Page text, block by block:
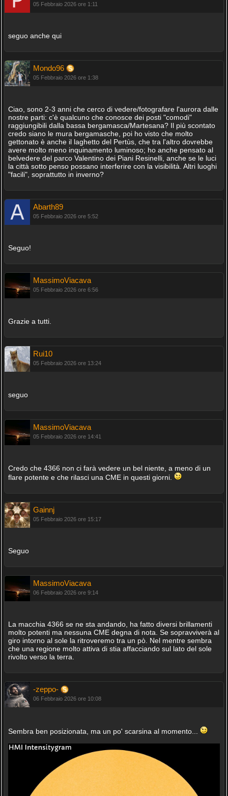
05 Febbraio 2026 ore 1:11
seguo anche qui
Mondo96
05 Febbraio 2026 ore 1:38
Ciao, sono 2-3 anni che cerco di vedere/fotografare l'aurora dalle
nostre parti: c'è qualcuno che conosce dei posti "comodi"
raggiungibili dalla bassa bergamasca/Martesana? Il più scontato
credo siano le mura bergamasche, poi ho visto che molto
gettonato è anche il laghetto del Pertùs, che tra l'altro dovrebbe
avere molto meno inquinamento luminoso; ho anche pensato al
belvedere del parco Valentino dei Piani Resinelli, anche se le luci
la città sotto penso possano interferire con la visibilità. Altri luoghi
"facili", soprattutto in inverno?
Abarth89
05 Febbraio 2026 ore 5:52
Seguo!
MassimoViacava
05 Febbraio 2026 ore 6:56
Grazie a tutti.
Rui10
05 Febbraio 2026 ore 13:24
seguo
MassimoViacava
05 Febbraio 2026 ore 14:41
Credo che 4366 non ci farà vedere un bel niente, a meno di un
flare potente e che rilasci una CME in questi giorni.
Gainnj
05 Febbraio 2026 ore 15:17
Seguo
MassimoViacava
06 Febbraio 2026 ore 9:14
La macchia 4366 se ne sta andando, ha fatto diversi brillamenti
molto potenti ma nessuna CME degna di nota. Se sopravviverà al
giro intorno al sole la ritroveremo tra un pò. Nel mentre sembra
che una regione molto attiva di stia affacciando sul lato del sole
rivolto verso la terra.
-zeppo-
06 Febbraio 2026 ore 10:08
Sembra ben posizionata, ma un po' scarsina al momento...